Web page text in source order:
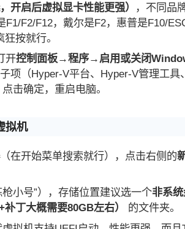
开启后虚拟显卡性能更强）
，不同品
F1/F2/F12，戴尔是F2，惠普是F10/
按就行。
开控制面板→程序→启用或关闭
项（Hyper-V平台、Hyper-V管理工具
击确定，重启电脑。
拟机
（在开始菜单搜索就行），点击右侧的
小号”），存储位置建议选一个非系
丁大概需要80GB左右）
的文件夹。